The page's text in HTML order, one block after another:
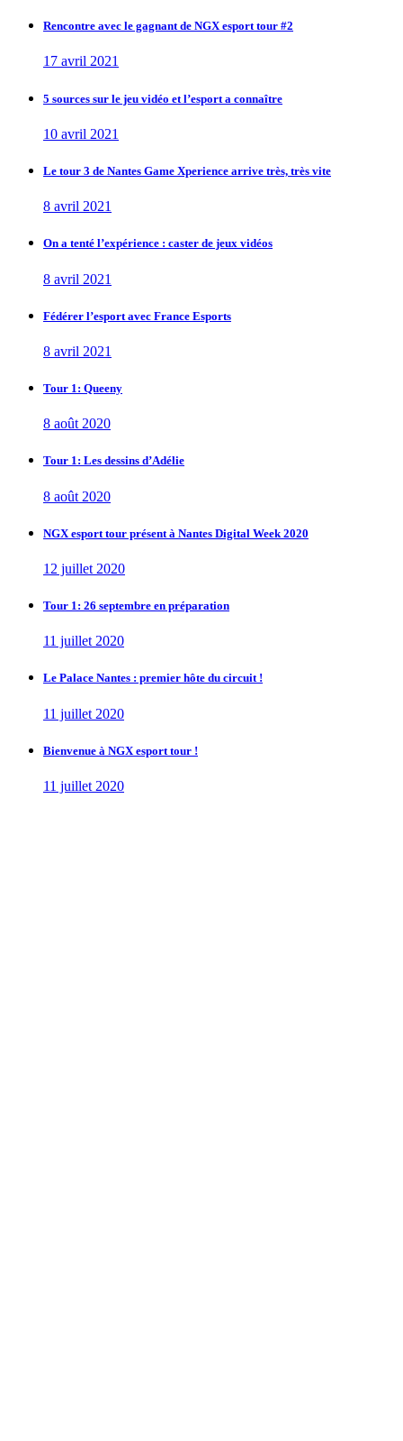
Rencontre avec le gagnant de NGX esport tour #2
17 avril 2021
5 sources sur le jeu vidéo et l’esport a connaître
10 avril 2021
Le tour 3 de Nantes Game Xperience arrive très, très vite
8 avril 2021
On a tenté l’expérience : caster de jeux vidéos
8 avril 2021
Fédérer l’esport avec France Esports
8 avril 2021
Tour 1: Queeny
8 août 2020
Tour 1: Les dessins d’Adélie
8 août 2020
NGX esport tour présent à Nantes Digital Week 2020
12 juillet 2020
Tour 1: 26 septembre en préparation
11 juillet 2020
Le Palace Nantes : premier hôte du circuit !
11 juillet 2020
Bienvenue à NGX esport tour !
11 juillet 2020